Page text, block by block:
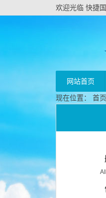
欢迎光临 快捷
网站首页
现在位置： 首页